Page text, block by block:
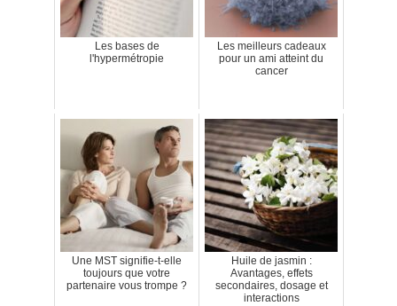
Les bases de
l'hypermétropie
Les meilleurs cadeaux
pour un ami atteint du
cancer
Une MST signifie-t-elle
toujours que votre
partenaire vous trompe ?
Huile de jasmin :
Avantages, effets
secondaires, dosage et
interactions